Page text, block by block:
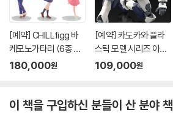
[예약] CHILLfigg 바
케모노가타리 (6종 세
트)
180,000원
[예약] 카도카와 플라
스틱 모델 시리즈 아바
레스트 l 풀메탈패닉
109,000원
이 책을 구입하신 분들이 산 분야 책